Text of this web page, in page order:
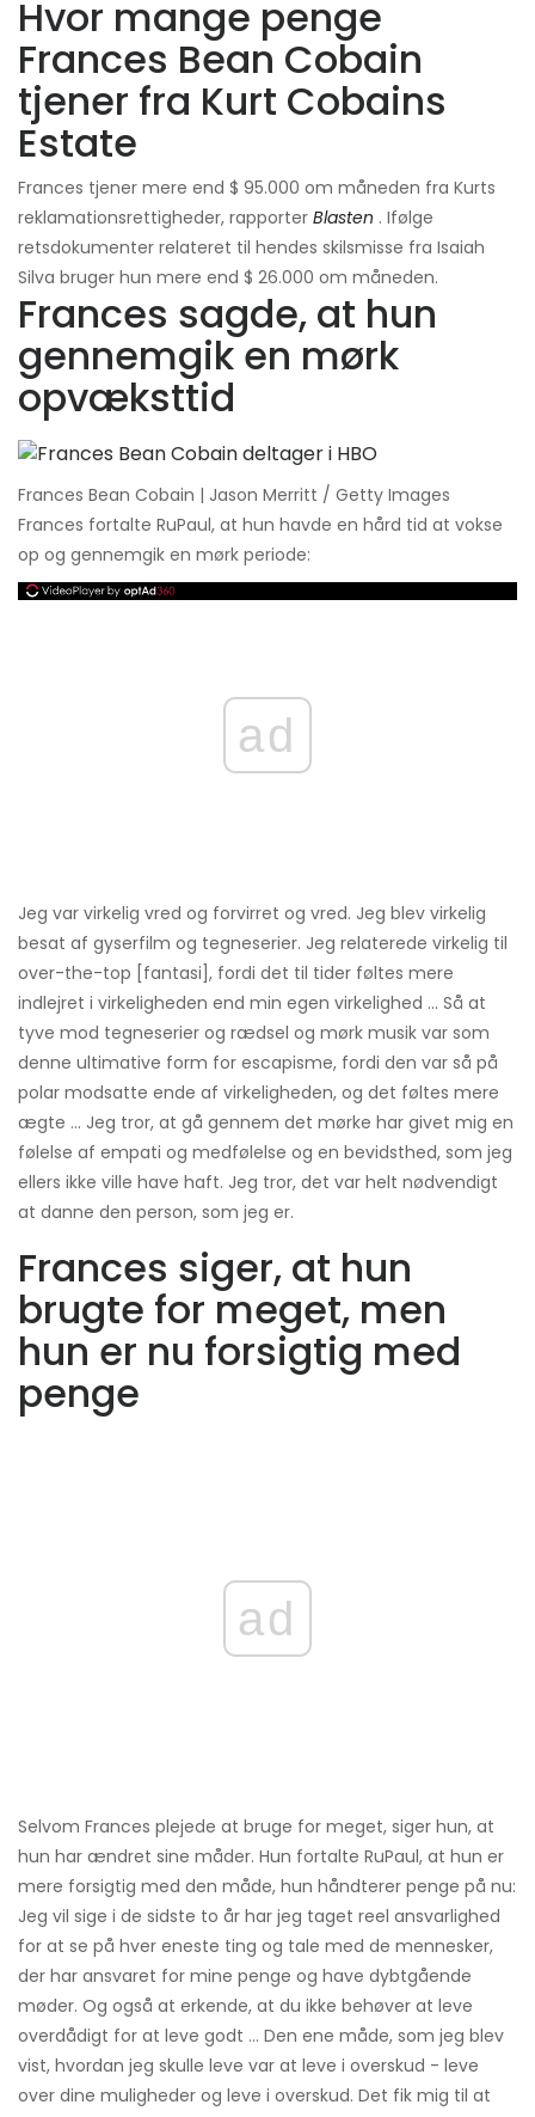
Hvor mange penge
Frances Bean Cobain
tjener fra Kurt Cobains
Estate
Frances tjener mere end $ 95.000 om måneden fra Kurts
reklamationsrettigheder, rapporter Blasten . Ifølge
retsdokumenter relateret til hendes skilsmisse fra Isaiah
Silva bruger hun mere end $ 26.000 om måneden.
Frances sagde, at hun
gennemgik en mørk
opvæksttid
Frances Bean Cobain | Jason Merritt / Getty Images
Frances fortalte RuPaul, at hun havde en hård tid at vokse
op og gennemgik en mørk periode:
ad
Jeg var virkelig vred og forvirret og vred. Jeg blev virkelig
besat af gyserfilm og tegneserier. Jeg relaterede virkelig til
over-the-top [fantasi], fordi det til tider føltes mere
indlejret i virkeligheden end min egen virkelighed ... Så at
tyve mod tegneserier og rædsel og mørk musik var som
denne ultimative form for escapisme, fordi den var så på
polar modsatte ende af virkeligheden, og det føltes mere
ægte ... Jeg tror, ​​at gå gennem det mørke har givet mig en
følelse af empati og medfølelse og en bevidsthed, som jeg
ellers ikke ville have haft. Jeg tror, ​​det var helt nødvendigt
at danne den person, som jeg er.
Frances siger, at hun
brugte for meget, men
hun er nu forsigtig med
penge
ad
Selvom Frances plejede at bruge for meget, siger hun, at
hun har ændret sine måder. Hun fortalte RuPaul, at hun er
mere forsigtig med den måde, hun håndterer penge på nu:
Jeg vil sige i de sidste to år har jeg taget reel ansvarlighed
for at se på hver eneste ting og tale med de mennesker,
der har ansvaret for mine penge og have dybtgående
møder. Og også at erkende, at du ikke behøver at leve
overdådigt for at leve godt ... Den ene måde, som jeg blev
vist, hvordan jeg skulle leve var at leve i overskud - leve
over dine muligheder og leve i overskud. Det fik mig til at